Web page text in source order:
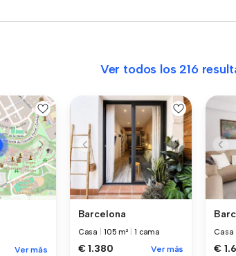
Ver todos los 216
Ver más
Barcelona
Casa 105 m² 1 cama
€ 1.380 Ver más
Casa
€